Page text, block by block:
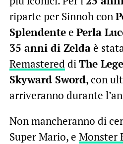
riparte per Sinnoh con
Splendentee Perla
35 anni di Zeldaè
Remastered diThe
Skyward Sword, con
arriveranno durante
Non mancheranno di
Super Mario, e Monster